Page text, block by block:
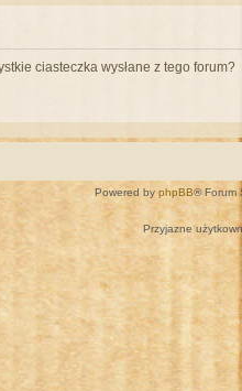
ciasteczka wysłane z tego forum?
Powered by phpBB® Forum
Przyjazne